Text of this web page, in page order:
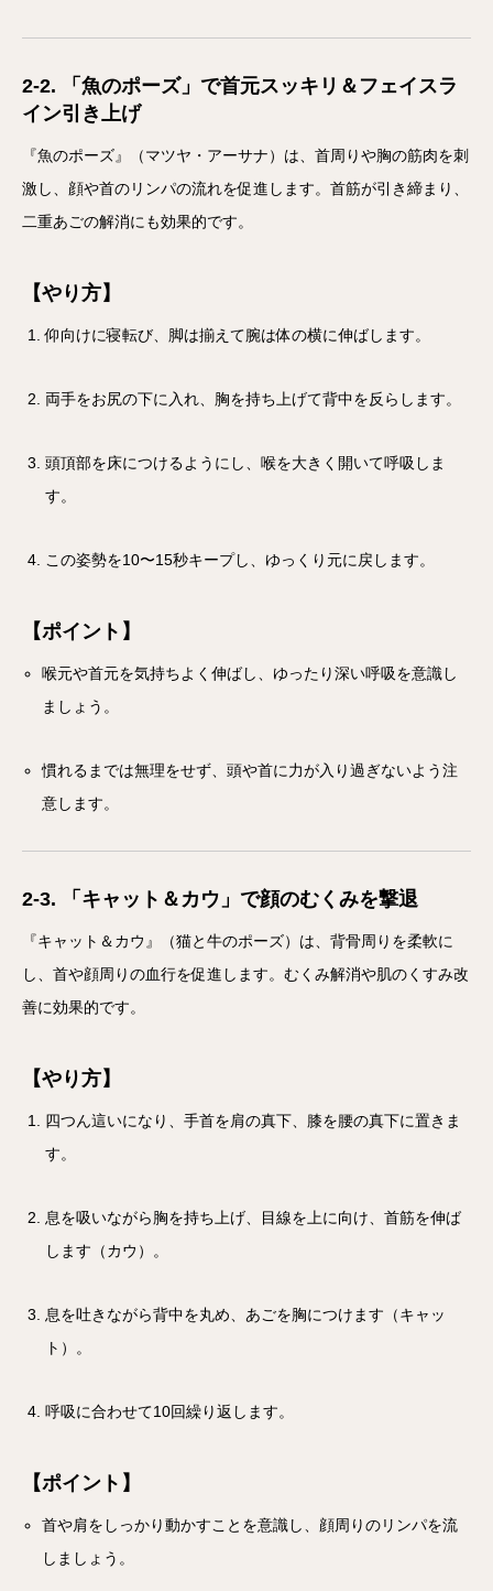
2-2. 「魚のポーズ」で首元スッキリ＆フェイスラ
イン引き上げ
『魚のポーズ』（マツヤ・アーサナ）は、首周りや胸の筋肉を刺
激し、顔や首のリンパの流れを促進します。首筋が引き締まり、
二重あごの解消にも効果的です。
【やり方】
仰向けに寝転び、脚は揃えて腕は体の横に伸ばします。
両手をお尻の下に入れ、胸を持ち上げて背中を反らします。
頭頂部を床につけるようにし、喉を大きく開いて呼吸しま
す。
この姿勢を10〜15秒キープし、ゆっくり元に戻します。
【ポイント】
喉元や首元を気持ちよく伸ばし、ゆったり深い呼吸を意識し
ましょう。
慣れるまでは無理をせず、頭や首に力が入り過ぎないよう注
意します。
2-3. 「キャット＆カウ」で顔のむくみを撃退
『キャット＆カウ』（猫と牛のポーズ）は、背骨周りを柔軟に
し、首や顔周りの血行を促進します。むくみ解消や肌のくすみ改
善に効果的です。
【やり方】
四つん這いになり、手首を肩の真下、膝を腰の真下に置きま
す。
息を吸いながら胸を持ち上げ、目線を上に向け、首筋を伸ば
します（カウ）。
息を吐きながら背中を丸め、あごを胸につけます（キャッ
ト）。
呼吸に合わせて10回繰り返します。
【ポイント】
首や肩をしっかり動かすことを意識し、顔周りのリンパを流
しましょう。